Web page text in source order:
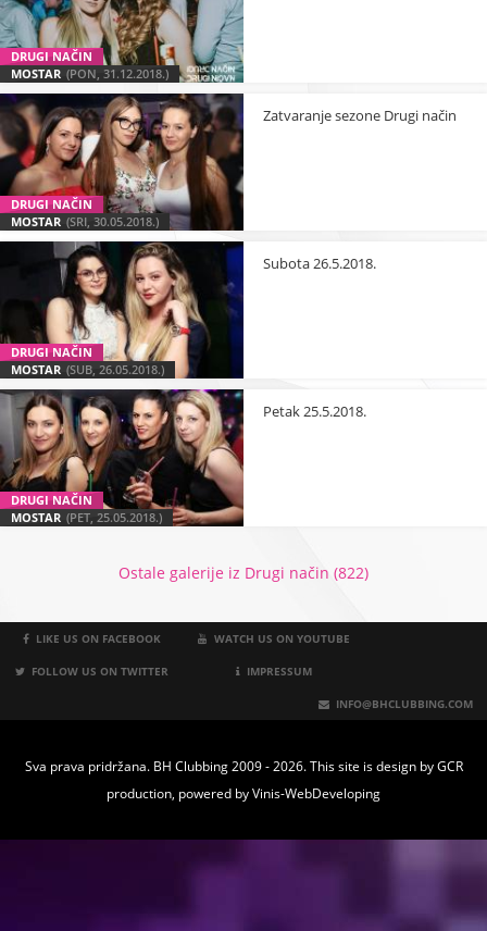
DRUGI NAČIN
MOSTAR (PON, 31.12.2018.)
DRUGI NAČIN
MOSTAR (SRI, 30.05.2018.)
Zatvaranje sezone Drugi način
DRUGI NAČIN
MOSTAR (SUB, 26.05.2018.)
Subota 26.5.2018.
DRUGI NAČIN
MOSTAR (PET, 25.05.2018.)
Petak 25.5.2018.
Ostale galerije iz Drugi način (822)
LIKE US ON FACEBOOK WATCH US ON YOUTUBE
FOLLOW US ON TWITTER IMPRESSUM
INFO@BHCLUBBING.COM
Sva prava pridržana. BH Clubbing 2009 - 2026. This site is design byGCR
production, powered byVinis-WebDeveloping